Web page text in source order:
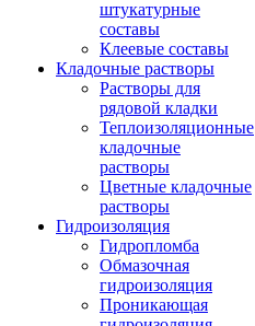
штукатурные
составы
Клеевые составы
Кладочные растворы
Растворы для
рядовой кладки
Теплоизоляционные
кладочные
растворы
Цветные кладочные
растворы
Гидроизоляция
Гидропломба
Обмазочная
гидроизоляция
Проникающая